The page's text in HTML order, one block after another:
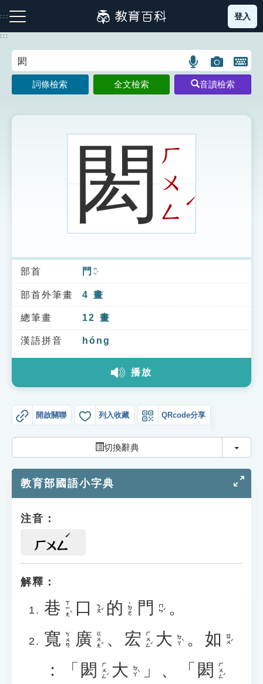
到
主
:::
注音索引圖示 筆畫索引圖示 部首索引表圖示
索引選單
知識索引
單字索引
生命大百科索引
教學應用
貓頭鷹博士
登入
:::
語
言
搜
示
圖
片
搜
開
鍵
圖
詞條檢索 全文檢索 音讀檢索
閎ㄏ
ㄨ
ㄥ
ˊ
部首 門 ㄇㄣˊ
部首外筆畫 4 畫
總筆畫 12 畫
漢語拼音 hóng
播放
開啟關聯 列入收藏 QRcode分享
切換辭典 切換
教育部國語小字典
注音：
ㄏㄨㄥ
解釋：
巷 ㄒㄧㄤˋ 口 ㄎㄡˇ 的 ˙ㄉㄜ 門 ㄇㄣˊ 。
寬 ㄎㄨㄢ 廣 ㄍㄨㄤˇ 、 宏 ㄏㄨㄥˊ 大 ㄉㄚˋ 。 如 ㄖㄨˊ
：「 閎 ㄏㄨㄥˊ 大 ㄉㄚˋ 」、「 閎 ㄏㄨㄥˊ